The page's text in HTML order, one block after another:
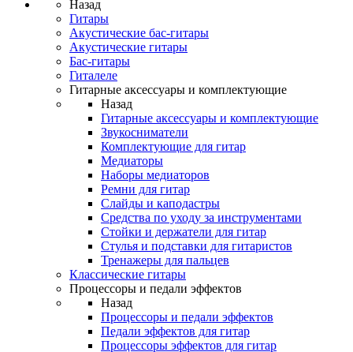
Назад
Гитары
Акустические бас-гитары
Акустические гитары
Бас-гитары
Гиталеле
Гитарные аксессуары и комплектующие
Назад
Гитарные аксессуары и комплектующие
Звукосниматели
Комплектующие для гитар
Медиаторы
Наборы медиаторов
Ремни для гитар
Слайды и каподастры
Средства по уходу за инструментами
Стойки и держатели для гитар
Стулья и подставки для гитаристов
Тренажеры для пальцев
Классические гитары
Процессоры и педали эффектов
Назад
Процессоры и педали эффектов
Педали эффектов для гитар
Процессоры эффектов для гитар